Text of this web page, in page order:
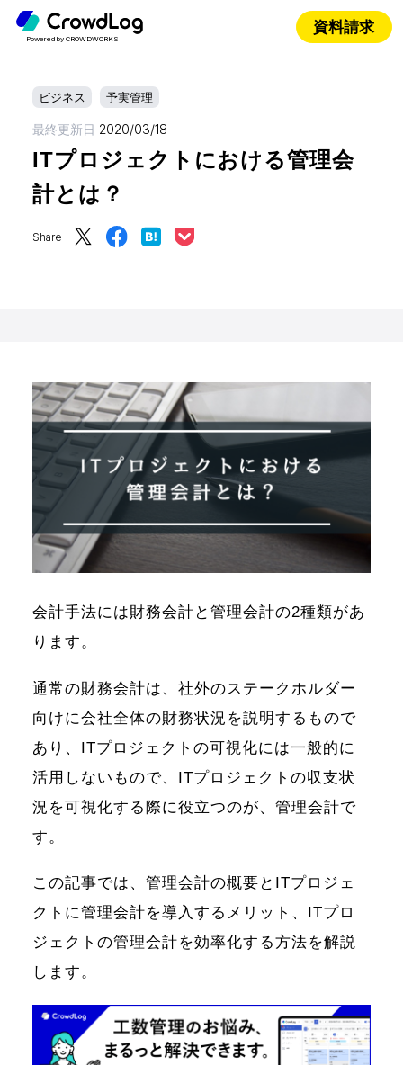
Powered by CROWDWORKS
資料請求
ビジネス 予実管理
最終更新日 2020/03/18
ITプロジェクトにおける管理会
計とは？
Share
会計手法には財務会計と管理会計の2種類があ
ります。
通常の財務会計は、社外のステークホルダー
向けに会社全体の財務状況を説明するもので
あり、ITプロジェクトの可視化には一般的に
活用しないもので、ITプロジェクトの収支状
況を可視化する際に役立つのが、管理会計で
す。
この記事では、管理会計の概要とITプロジェ
クトに管理会計を導入するメリット、ITプロ
ジェクトの管理会計を効率化する方法を解説
します。